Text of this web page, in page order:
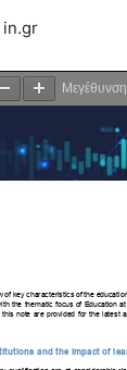
in.gr
Μεγέθυνση